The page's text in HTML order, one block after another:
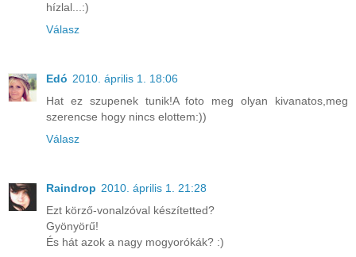
hízlal...:)
Válasz
Edó 2010. április 1. 18:06
Hat ez szupenek tunik!A foto meg olyan kivanatos,meg
szerencse hogy nincs elottem:))
Válasz
Raindrop 2010. április 1. 21:28
Ezt körző-vonalzóval készítetted?
Gyönyörű!
És hát azok a nagy mogyorókák? :)